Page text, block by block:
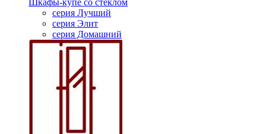
Шкафы-купе со стеклом
серия Лучший
серия Элит
серия Домашний